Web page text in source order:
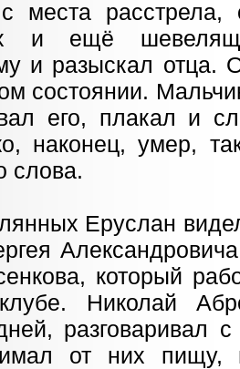
места расстрела,
и ещё
и разыскал
состоянии.
его, плакал и
наконец, умер,
слова.
Еруслан
Александровича
который
клубе. Николай
разговаривал
от них пищу,